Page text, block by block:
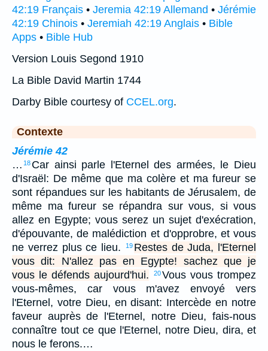
42:19 Français • Jeremia 42:19 Allemand • Jérémie
42:19 Chinois • Jeremiah 42:19 Anglais • Bible
Apps • Bible Hub
Version Louis Segond 1910
La Bible David Martin 1744
Darby Bible courtesy of CCEL.org.
Contexte
Jérémie 42
… 18 Car ainsi parle l'Eternel des armées, le Dieu
d'Israël: De même que ma colère et ma fureur se
sont répandues sur les habitants de Jérusalem, de
même ma fureur se répandra sur vous, si vous
allez en Egypte; vous serez un sujet d'exécration,
d'épouvante, de malédiction et d'opprobre, et vous
ne verrez plus ce lieu.
19 Restes de Juda, l'Eternel
vous dit: N'allez pas en Egypte! sachez que je
vous le défends aujourd'hui.
20Vous vous trompez
vous-mêmes, car vous m'avez envoyé vers
l'Eternel, votre Dieu, en disant: Intercède en notre
faveur auprès de l'Eternel, notre Dieu, fais-nous
connaître tout ce que l'Eternel, notre Dieu, dira, et
nous le ferons.…